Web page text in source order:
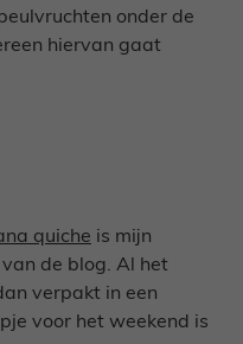
onder de
hiervan gaat
quiche is mijn
de blog. Al het
verpakt in een
voor het weekend is